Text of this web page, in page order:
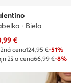
· Biela
cena
€
cena124,95 €-51%
cena66,99 €-8%